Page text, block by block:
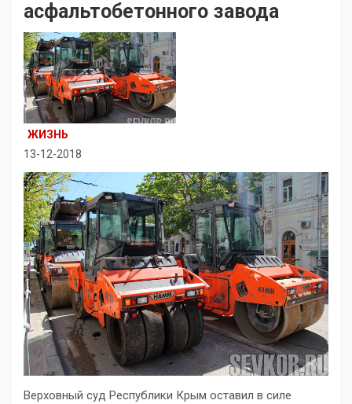
асфальтобетонного завода
ЖИЗНЬ
13-12-2018
Верховный суд Республики Крым оставил в силе